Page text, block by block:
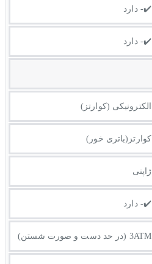
✔️- دارد
✔️- دارد
الکترونیکی (کوارتز)
کوارتز(باتری خور)
ژاپنی
✔️- دارد
3ATM (در حد دست و صورت شستن)